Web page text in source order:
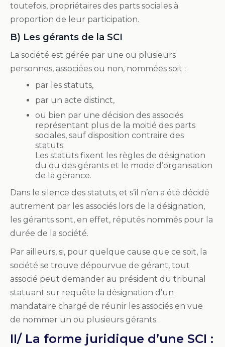
toutefois, propriétaires des parts sociales à
proportion de leur participation.
B) Les gérants de la SCI
La société est gérée par une ou plusieurs
personnes, associées ou non, nommées soit :
par les statuts,
par un acte distinct,
ou bien par une décision des associés
représentant plus de la moitié des parts
sociales, sauf disposition contraire des
statuts.
Les statuts fixent les règles de désignation
du ou des gérants et le mode d’organisation
de la gérance.
Dans le silence des statuts, et s’il n’en a été décidé
autrement par les associés lors de la désignation,
les gérants sont, en effet, réputés nommés pour la
durée de la société.
Par ailleurs, si, pour quelque cause que ce soit, la
société se trouve dépourvue de gérant, tout
associé peut demander au président du tribunal
statuant sur requête la désignation d’un
mandataire chargé de réunir les associés en vue
de nommer un ou plusieurs gérants.
II/ La forme juridique d’une SCI :